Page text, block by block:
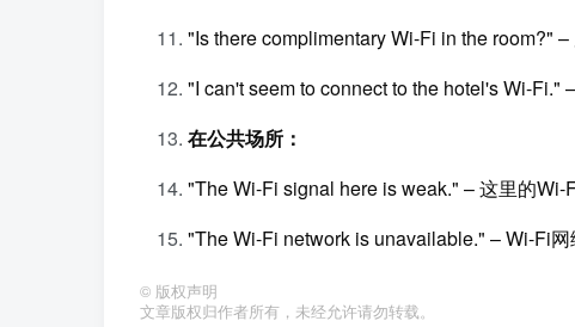
"Is there complimentary Wi-Fi in the room?"
"I can't seem to connect to the hotel's Wi-Fi."
在公共场所：
"The Wi-Fi signal here is weak." – 这里的Wi-
"The Wi-Fi network is unavailable." – Wi-Fi网
© 版权声明
文章版权归作者所有，未经允许请勿转载。